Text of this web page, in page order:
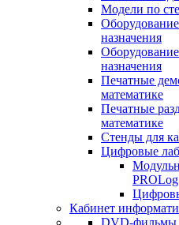
Модели по
назначения
назначения
Печатные
математике
Печатные
математике
Стенды для
Цифровые
Кабинет
DVD-фильмы